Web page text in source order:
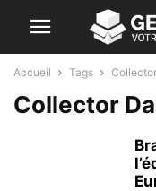
Accueil Tags
Collector